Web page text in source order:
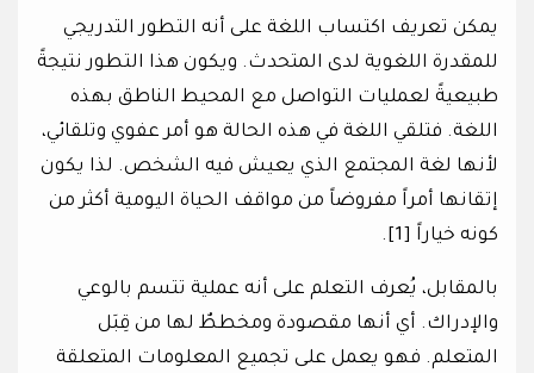
يمكن تعريف اكتساب اللغة على أنه التطور التدريجي
للمقدرة اللغوية لدى المتحدث. ويكون هذا التطور نتيجةً
طبيعيةً لعمليات التواصل مع المحيط الناطق بهذه
اللغة. فتلقي اللغة في هذه الحالة هو أمر عفوي وتلقائي،
لأنها لغة المجتمع الذي يعيش فيه الشخص. لذا يكون
إتقانها أمراً مفروضاً من مواقف الحياة اليومية أكثر من
كونه خياراً [1].
بالمقابل، يُعرف التعلم على أنه عملية تتسم بالوعي
والإدراك. أي أنها مقصودة ومخططٌ لها من قِبَل
المتعلم. فهو يعمل على تجميع المعلومات المتعلقة